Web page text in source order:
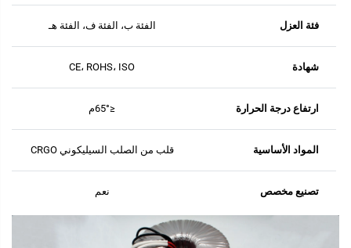
فئة العزل الفئة ب، الفئة ف، الفئة هـ
شهادة CE، ROHS، ISO
ارتفاع درجة الحرارة ≤65°م
المواد الأساسية قلب من الصلب السيليكوني CRGO
تصنيع مخصص نعم